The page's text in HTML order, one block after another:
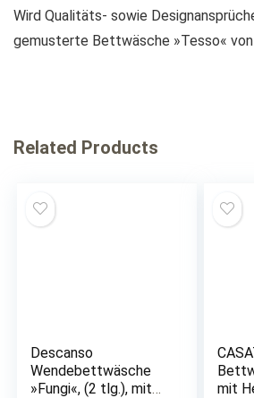
Wird Qualitäts- sowie
gemusterte Bettwäsche »Tesso« von
Related Products
Descanso
Wendebettwäsche
»Fungi«, (2 tlg.), mit
mit